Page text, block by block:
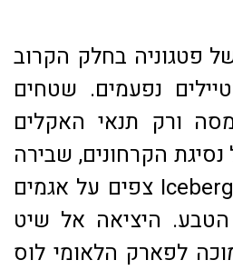
פטגוניה בחלק הקרוב
נפעמים. שטחים
ורק תנאי האקלים
של נסיגת הקרחונים, שבירה
והמסה. שברי ענק המכונים אייס ברגס Icebergs צפים על אגמים
הטבע. היציאה אל שיט
לפארק הלאומי לוס